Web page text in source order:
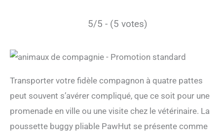
5/5 - (5 votes)
Transporter votre fidèle compagnon à quatre pattes
peut souvent s’avérer compliqué, que ce soit pour une
promenade en ville ou une visite chez le vétérinaire. La
poussette buggy pliable PawHut se présente comme